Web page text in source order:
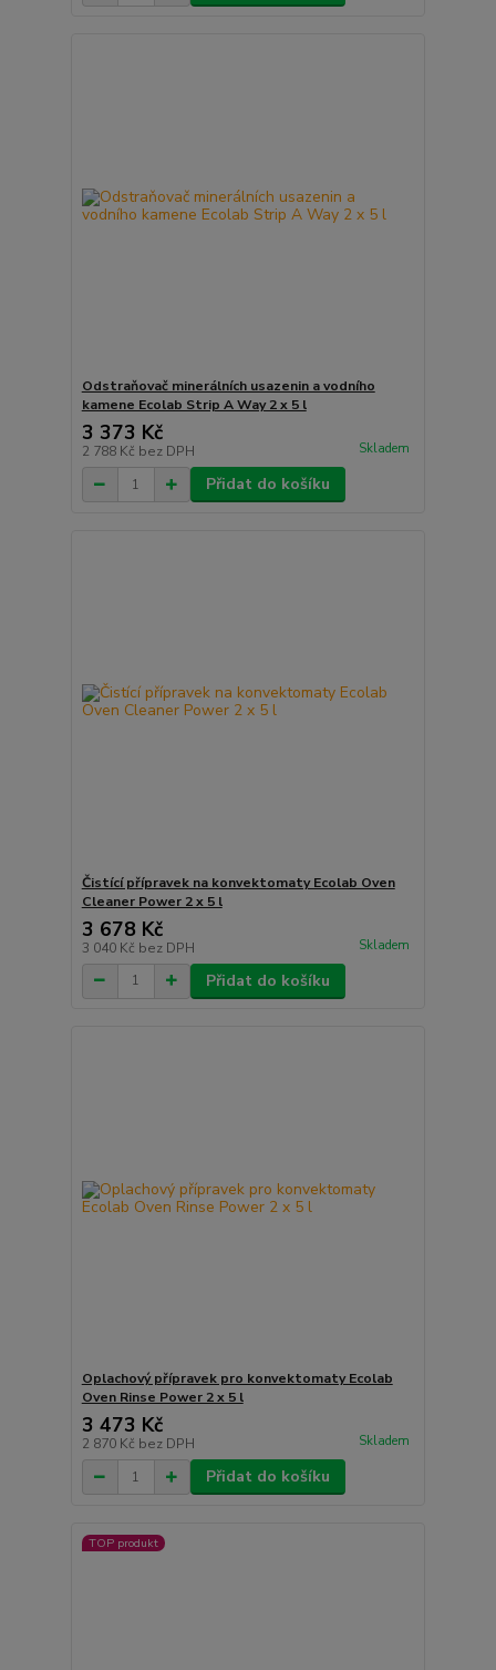
Odstraňovač minerálních usazenin a vodního
kamene Ecolab Strip A Way 2 x 5 l
3 373 Kč
2 788 Kč bez DPH Skladem
Přidat do košíku
Čistící přípravek na konvektomaty Ecolab Oven
Cleaner Power 2 x 5 l
3 678 Kč
3 040 Kč bez DPH Skladem
Přidat do košíku
Oplachový přípravek pro konvektomaty Ecolab
Oven Rinse Power 2 x 5 l
3 473 Kč
2 870 Kč bez DPH Skladem
Přidat do košíku
TOP produkt